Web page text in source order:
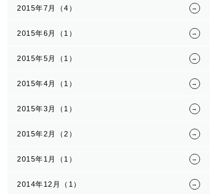
2015年7月（4）
2015年6月（1）
2015年5月（1）
2015年4月（1）
2015年3月（1）
2015年2月（2）
2015年1月（1）
2014年12月（1）